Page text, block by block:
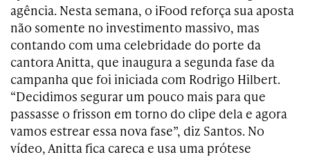
agência. Nesta semana, o iFood reforça sua aposta
não somente no investimento massivo, mas
contando com uma celebridade do porte da
cantora Anitta, que inaugura a segunda fase da
campanha que foi iniciada com Rodrigo Hilbert.
“Decidimos segurar um pouco mais para que
passasse o frisson em torno do clipe dela e agora
vamos estrear essa nova fase”, diz Santos. No
vídeo, Anitta fica careca e usa uma prótese